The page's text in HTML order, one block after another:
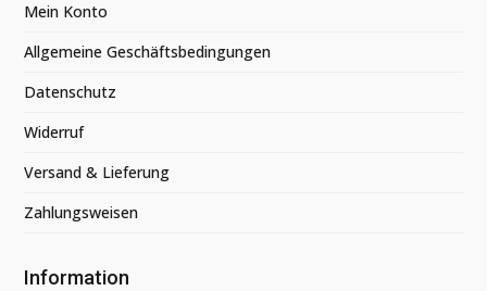
Mein Konto
Allgemeine Geschäftsbedingungen
Datenschutz
Widerruf
Versand & Lieferung
Zahlungsweisen
Information